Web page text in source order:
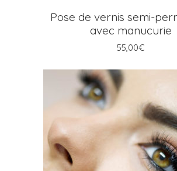
Pose de vernis semi-
avec manucurie
55,00€
AJOUTER AU PANIER